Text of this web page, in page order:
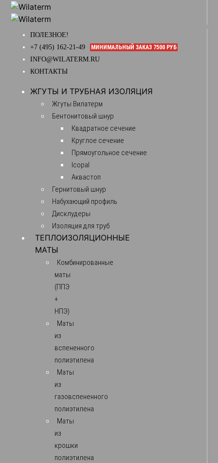
ПОЛЕЗНОЕ!
+7 (495) 162-21-49
МИНИМАЛЬНЫЙ ЗАКАЗ 7500 РУБ
INFO@WILATERM.RU
КОНТАКТЫ
ЖГУТЫ И ТРУБНАЯ ИЗОЛЯЦИЯ
Жгуты Вилатерм
Бентонитовый шнур
Квадратное сечение
Круглое сечение
Прямоугольное сечение
Icopal
Аквастоп
Гернитовый шнур
Набухающий профиль
Дисклудеры
Изоляция для труб
ТЕПЛОИЗОЛЯЦИОННЫЕ
МАТЫ
Комбинированные
маты
(ППЭ
+
НПЭ)
Маты
из
вспененного
полиэтилена
Маты
из
газовспененного
полиэтилена
Маты
из
крошки
полиэтилена